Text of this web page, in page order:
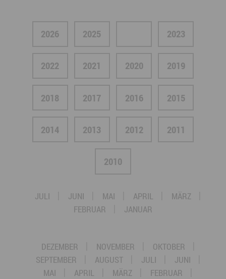
2026 2025 2023
2022 2021 2020 2019
2018 2017 2016 2015
2014 2013 2012 2011
2010
JULI JUNI MAI APRIL
MÄRZ
FEBRUAR
JANUAR
DEZEMBER NOVEMBER
OKTOBER
SEPTEMBER
AUGUST JULI
JUNI
MAI
APRIL MÄRZ
FEBRUAR